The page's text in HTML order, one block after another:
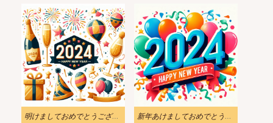
明けましておめでとうございます 2024 イラスト 無料画像 新年あけましておめでとうございます 2024 のイラスト